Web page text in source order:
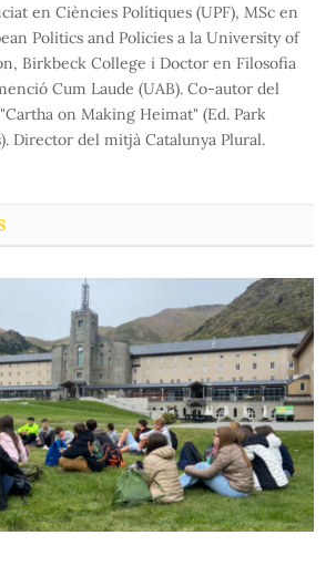
en Ciències Polítiques (UPF), MSc en
Politics and Policies a la University of
Birkbeck College i Doctor en Filosofia
Cum Laude (UAB). Co-autor del
on Making Heimat" (Ed. Park
Director del mitjà Catalunya Plural.